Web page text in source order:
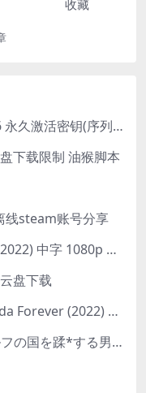
收藏
VMware Workstation Pro 16 永久激活密钥(序列号)
下载限制 油猴脚本
线steam账号分享
史前星球 Prehistoric Planet (2022) 中字 1080p 高清 阿里云盘 2022.5.27已更新全集
盘下载
黑豹2 Black Panther: Wakanda Forever (2022) 高清版
OVA巨*エルフ母娘催*#1エルフの国を蹂*する男。汚された女王と姫